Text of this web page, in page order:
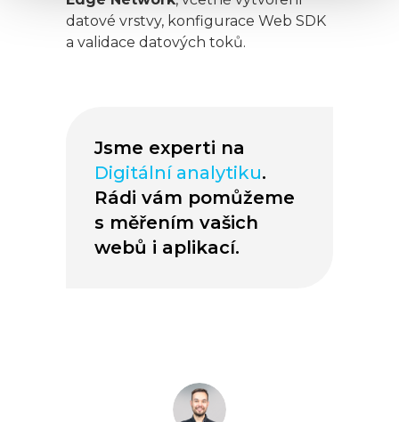
datové vrstvy, konfigurace Web SDK
a validace datových toků.
Jsme experti na
Digitální analytiku.
Rádi vám pomůžeme
s měřením vašich
webů i aplikací.